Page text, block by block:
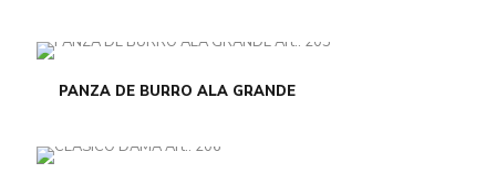
PANZA DE BURRO ALA GRANDE